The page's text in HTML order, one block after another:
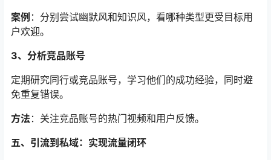
案例 ：分别尝试幽默风和知识风，看哪种类型更受目标用
户欢迎。
3、分析竞品账号
定期研究同行或竞品账号，学习他们的成功经验，同时避
免重复错误。
方法 ：关注竞品账号的热门视频和用户反馈。
五、引流到私域：实现流量闭环